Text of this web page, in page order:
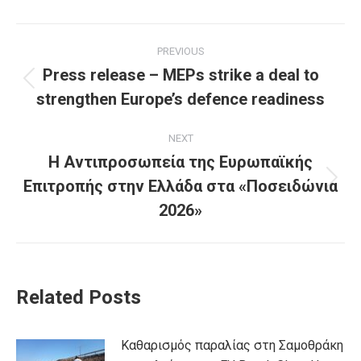
navigation
PREVIOUS
post:
Press release – MEPs strike a deal to
strengthen Europe’s defence readiness
NEXT
Next
post:
Η Αντιπροσωπεία της Ευρωπαϊκής
Επιτροπής στην Ελλάδα στα «Ποσειδώνια
2026»
Related Posts
Καθαρισμός παραλίας στη Σαμοθράκη